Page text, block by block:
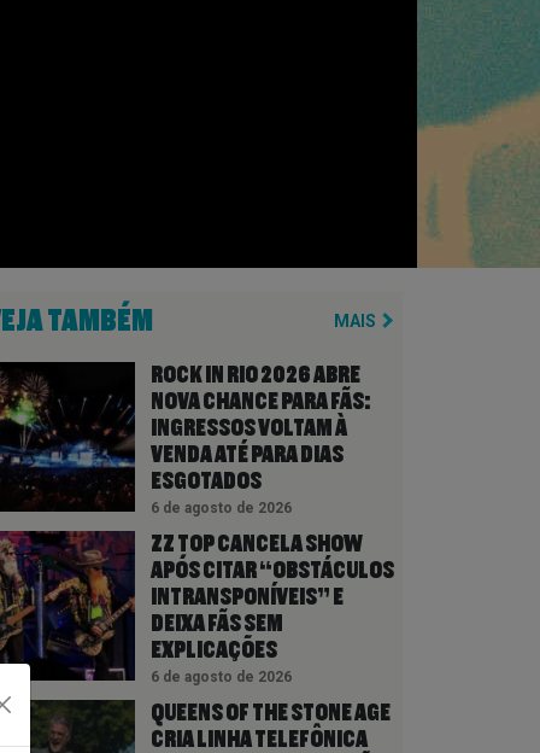
TAMBÉM MAIS
ROCK IN RIO 2026 ABRE
NOVA CHANCE PARA FÃS:
INGRESSOS VOLTAM À
VENDA ATÉ PARA DIAS
ESGOTADOS
6 de agosto de 2026
ZZ TOP CANCELA SHOW
APÓS CITAR “OBSTÁCULOS
INTRANSPONÍVEIS” E
DEIXA FÃS SEM
EXPLICAÇÕES
6 de agosto de 2026
QUEENS OF THE STONE AGE
CRIA LINHA TELEFÔNICA